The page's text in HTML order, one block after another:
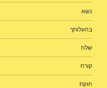
נשא
בהעלותך
שלח
קורח
חוקת